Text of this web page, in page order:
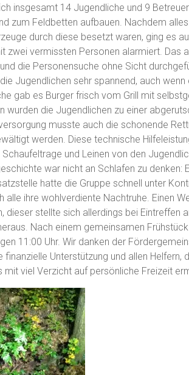
insgesamt 14 Jugendliche und 9
zum Feldbetten aufbauen. Nachdem
durch diese besetzt waren, ging es
zwei vermissten Personen alarmiert. Das
die Personensuche ohne Sicht
Jugendlichen sehr spannend, auch
gab es Burger frisch vom Grill mit
wurden die Jugendlichen zu einer
musste auch die schonende
werden. Diese technische
und Leinen von den
war nicht an Schlafen zu denken:
hatte die Gruppe schnell unter
alle ihre wohlverdiente Nachtruhe. Einen
stellte sich allerdings bei Eintreffen
Nach einem gemeinsamen
11:00 Uhr. Wir danken der
Unterstützung und allen Helfern,
viel Verzicht auf persönliche Freizeit